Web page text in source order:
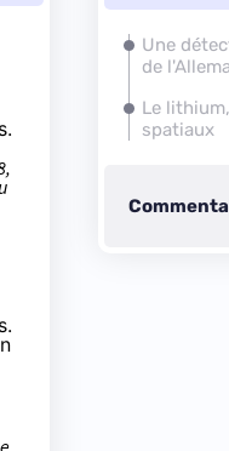
Une
de
Le
spatiaux